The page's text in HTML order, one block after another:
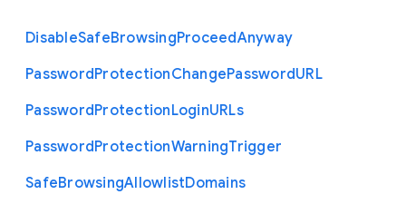
DisableSafeBrowsingProceedAnyway
PasswordProtectionChangePasswordURL
PasswordProtectionLoginURLs
PasswordProtectionWarningTrigger
SafeBrowsingAllowlistDomains